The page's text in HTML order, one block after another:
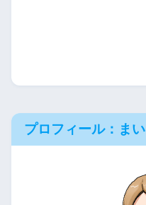
プロフィール：まい